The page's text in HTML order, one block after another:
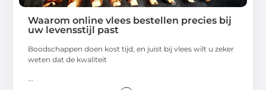
Waarom online vlees bestellen precies bij
uw levensstijl past
Boodschappen doen kost tijd, en juist bij vlees wilt u zeker
weten dat de kwaliteit
...